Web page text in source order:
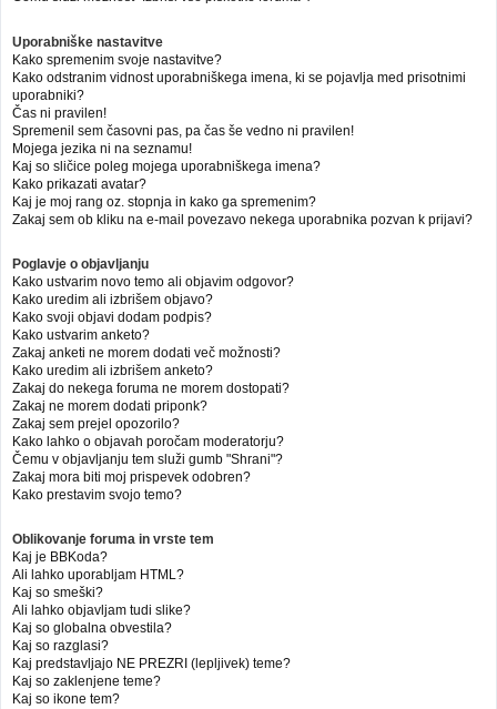
Uporabniške nastavitve
Kako spremenim svoje nastavitve?
Kako odstranim vidnost uporabniškega imena, ki se pojavlja med prisotnimi
uporabniki?
Čas ni pravilen!
Spremenil sem časovni pas, pa čas še vedno ni pravilen!
Mojega jezika ni na seznamu!
Kaj so sličice poleg mojega uporabniškega imena?
Kako prikazati avatar?
Kaj je moj rang oz. stopnja in kako ga spremenim?
Zakaj sem ob kliku na e-mail povezavo nekega uporabnika pozvan k prijavi?
Poglavje o objavljanju
Kako ustvarim novo temo ali objavim odgovor?
Kako uredim ali izbrišem objavo?
Kako svoji objavi dodam podpis?
Kako ustvarim anketo?
Zakaj anketi ne morem dodati več možnosti?
Kako uredim ali izbrišem anketo?
Zakaj do nekega foruma ne morem dostopati?
Zakaj ne morem dodati priponk?
Zakaj sem prejel opozorilo?
Kako lahko o objavah poročam moderatorju?
Čemu v objavljanju tem služi gumb "Shrani"?
Zakaj mora biti moj prispevek odobren?
Kako prestavim svojo temo?
Oblikovanje foruma in vrste tem
Kaj je BBKoda?
Ali lahko uporabljam HTML?
Kaj so smeški?
Ali lahko objavljam tudi slike?
Kaj so globalna obvestila?
Kaj so razglasi?
Kaj predstavljajo NE PREZRI (lepljivek) teme?
Kaj so zaklenjene teme?
Kaj so ikone tem?